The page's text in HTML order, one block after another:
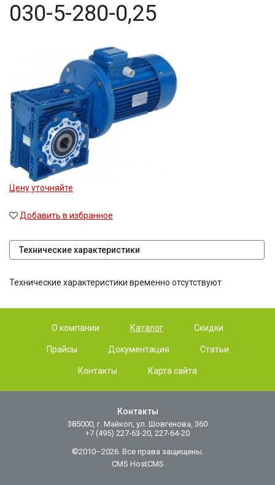
030-5-280-0,25
Цену уточняйте
Добавить в избранное
Технические характеристики
Технические характеристики временно отсутствуют
О компании Каталог Скидки
Прайсы Документация Статьи
Контакты Карта сайта
Контакты
385000, г. Майкоп, ул. Шовгенова, 360
+7 (495) 227-63-20, 227-64-20
©2010–2026. Все права защищены.
CMS HostCMS